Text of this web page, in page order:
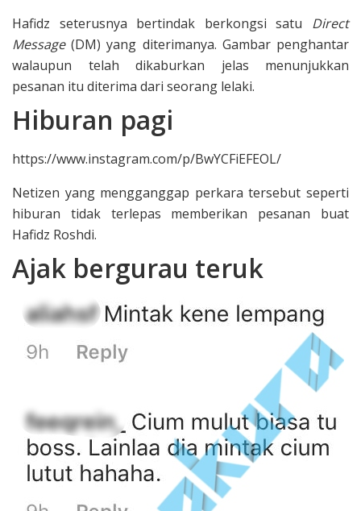
Hafidz seterusnya bertindak berkongsi satu Direct
Message(DM) yang diterimanya. Gambar penghantar
walaupun telah dikaburkan jelas menunjukkan
pesanan itu diterima dari seorang lelaki.
Hiburan pagi
https://www.instagram.com/p/BwYCFiEFEOL/
Netizen yang mengganggap perkara tersebut seperti
hiburan tidak terlepas memberikan pesanan buat
Hafidz Roshdi.
Ajak bergurau teruk